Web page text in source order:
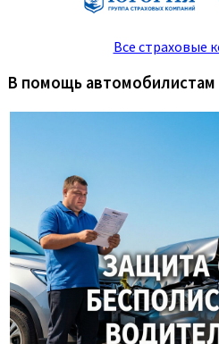
Все страховые
В помощь автомобилистам